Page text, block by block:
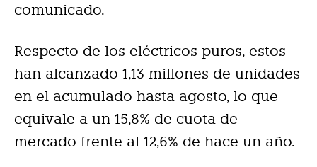
comunicado.
Respecto de los eléctricos puros, estos
han alcanzado 1,13 millones de unidades
en el acumulado hasta agosto, lo que
equivale a un 15,8% de cuota de
mercado frente al 12,6% de hace un año.